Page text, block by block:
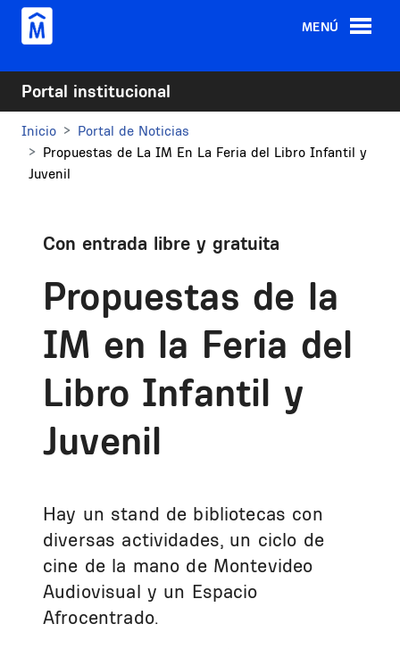
Pasar al contenido principal
MENÚ
Portal institucional
Inicio
Portal de Noticias
Propuestas de La IM En La Feria del Libro Infantil y
Juvenil
Con entrada libre y gratuita
Propuestas de la
IM en la Feria del
Libro Infantil y
Juvenil
Hay un stand de bibliotecas con
diversas actividades, un ciclo de
cine de la mano de Montevideo
Audiovisual y un Espacio
Afrocentrado.